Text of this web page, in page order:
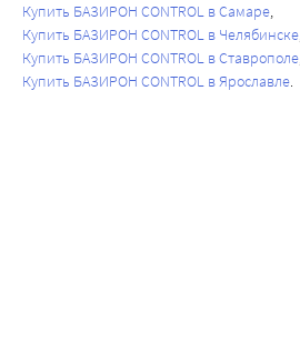
Купить БАЗИРОН CONTROL в Самаре
Купить БАЗИРОН CONTROL в Челябинске
Купить БАЗИРОН CONTROL в Ставрополе
Купить БАЗИРОН CONTROL в Ярославле